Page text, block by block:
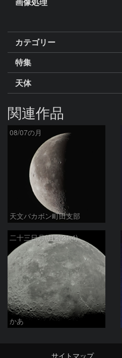
カテゴリー
特集
天体
関連作品
08/07の月
天文バカボン町田支部
二十三日月(月齢21.4)
かあ
サイトマップ